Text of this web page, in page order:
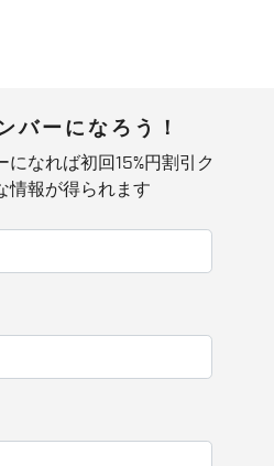
バーになろう！
なれば初回15%円割引ク
情報が得られます